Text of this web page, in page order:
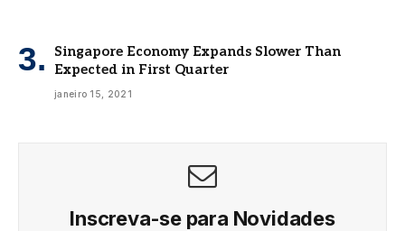
Singapore Economy Expands Slower Than
Expected in First Quarter
janeiro 15, 2021
Inscreva-se para Novidades